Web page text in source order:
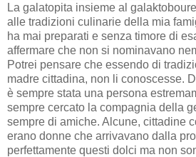
La galatopita insieme al
alle tradizioni culinarie della mia
ha mai preparati e senza timore di
affermare che non si nominavano
Potrei pensare che essendo di
madre cittadina, non li conoscesse.
è sempre stata una persona
sempre cercato la compagnia della
sempre di amiche. Alcune, cittadine
erano donne che arrivavano dalla
perfettamente questi dolci ma non